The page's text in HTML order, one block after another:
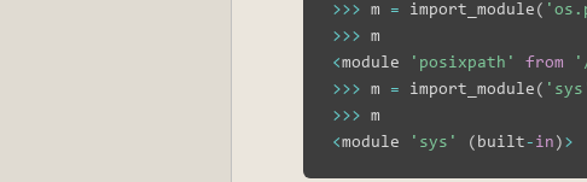
>>> m = import_module(
>>>
<module 'posixpath' from
>>> m = import_module(
>>>
<module 'sys' (built-in)>